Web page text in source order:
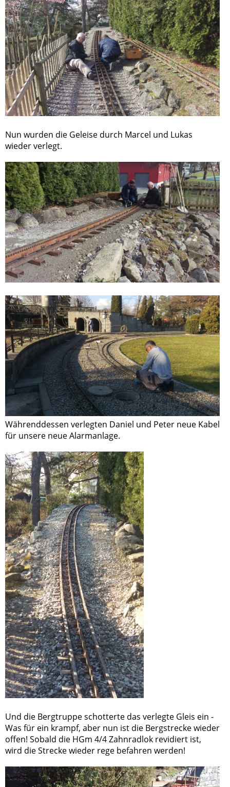
Nun wurden die Geleise durch Marcel und Lukas
wieder verlegt.
Währenddessen verlegten Daniel und Peter neue Kabel
für unsere neue Alarmanlage.
Und die Bergtruppe schotterte das verlegte Gleis ein -
Was für ein krampf, aber nun ist die Bergstrecke wieder
offen! Sobald die HGm 4/4 Zahnradlok revidiert ist,
wird die Strecke wieder rege befahren werden!